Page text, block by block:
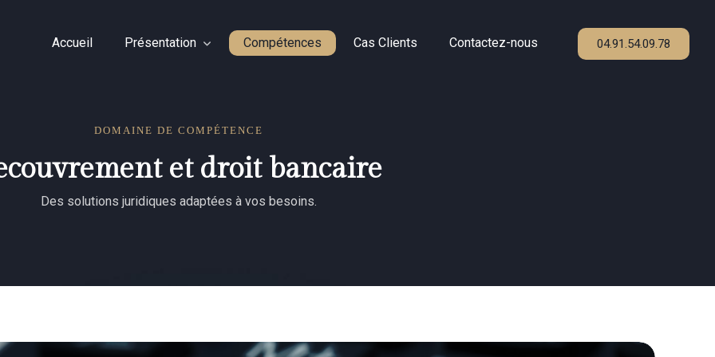
04.91.54.09.78
Accueil Présentation Compétences Cas Clients Contactez-nous
DOMAINE DE COMPÉTENCE
et droit bancaire
Des solutions juridiques adaptées à vos besoins.